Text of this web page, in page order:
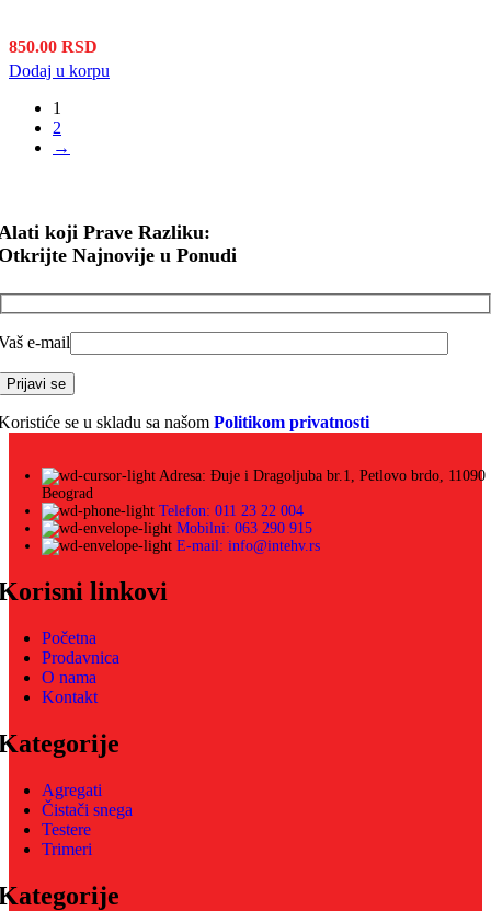
850.00 RSD
Dodaj u korpu
1
2
→
koji Prave Razliku:
Najnovije u Ponudi
e-mail
se u skladu sa našom Politikom privatnosti
Adresa: Đuje i Dragoljuba br.1, Petlovo brdo, 11090
Beograd
Telefon: 011 23 22 004
Mobilni: 063 290 915
E-mail: info@intehv.rs
linkovi
Početna
Prodavnica
O nama
Kontakt
Agregati
Čistači snega
Testere
Trimeri